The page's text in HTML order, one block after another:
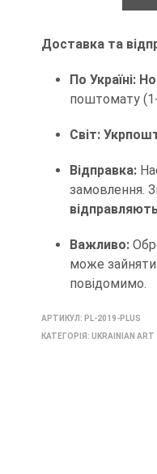
Доставка та
По Україні:
поштомату
Світ:
Відправка:
замовлення.
Важливо:
може
повідомимо.
АРТИКУЛ: PL-2019-PLUS
КАТЕГОРІЯ: UKRAINIAN ART